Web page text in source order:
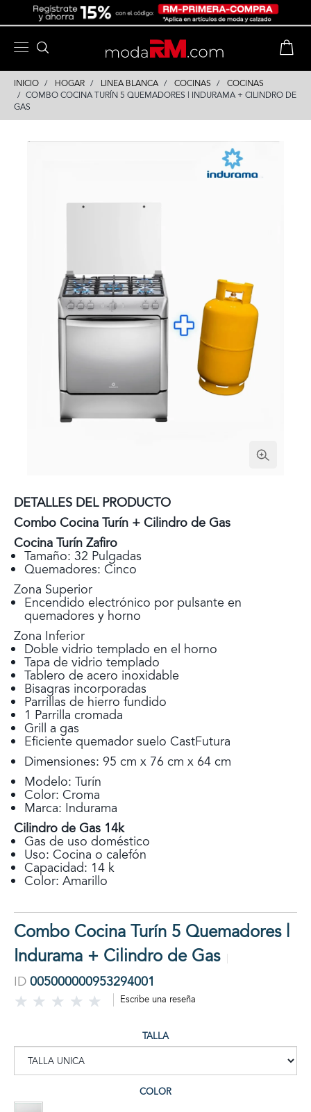
INICIO HOGAR LINEA BLANCA COCINAS
COCINAS
COMBO COCINA TURÍN 5 QUEMADORES | INDURAMA + CILINDRO DE
GAS
DETALLES DEL PRODUCTO
Combo Cocina Turín + Cilindro de Gas
Cocina Turín Zafiro
Tamaño: 32 Pulgadas
Quemadores: Cinco
Zona Superior
Encendido electrónico por pulsante en
quemadores y horno
Zona Inferior
Doble vidrio templado en el horno
Tapa de vidrio templado
Tablero de acero inoxidable
Bisagras incorporadas
Parrillas de hierro fundido
1 Parrilla cromada
Grill a gas
Eficiente quemador suelo CastFutura
Dimensiones: 95 cm x 76 cm x 64 cm
Modelo: Turín
Color: Croma
Marca: Indurama
Cilindro de Gas 14k
Gas de uso doméstico
Uso: Cocina o calefón
Capacidad: 14 k
Color: Amarillo
Combo Cocina Turín 5 Quemadores |
Indurama + Cilindro de Gas
ID 005000000953294001
Escribe una reseña
TALLA
COLOR